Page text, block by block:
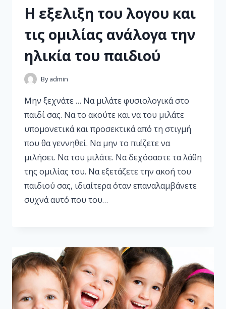
Η εξελιξη του λογου και
τις ομιλίας ανάλογα την
ηλικία του παιδιού
By admin
Μην ξεχνάτε … Να μιλάτε φυσιολογικά στο
παιδί σας. Να το ακούτε και να του μιλάτε
υπομονετικά και προσεκτικά από τη στιγμή
που θα γεννηθεί. Να μην το πιέζετε να
μιλήσει. Να του μιλάτε. Να δεχόσαστε τα λάθη
της ομιλίας του. Να εξετάζετε την ακοή του
παιδιού σας, ιδιαίτερα όταν επαναλαμβάνετε
συχνά αυτό που του…